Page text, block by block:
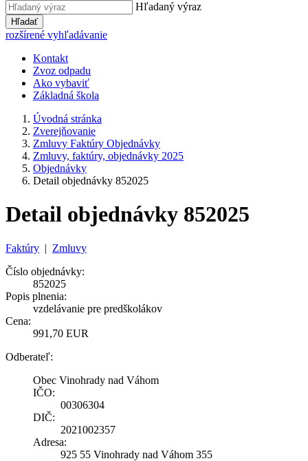
Hľadaný výraz
Hľadať
rozšírené vyhľadávanie
Kontakt
Zvoz odpadu
Ako vybaviť
Základná škola
Úvodná stránka
Zverejňovanie
Zmluvy Faktúry Objednávky
Zmluvy, faktúry, objednávky 2025
Objednávky
Detail objednávky 852025
Detail objednávky 852025
Faktúry | Zmluvy
Číslo objednávky:
852025
Popis plnenia:
vzdelávanie pre predškolákov
Cena:
991,70 EUR
Odberateľ:
Obec Vinohrady nad Váhom
IČO:
00306304
DIČ:
2021002357
Adresa:
925 55 Vinohrady nad Váhom 355